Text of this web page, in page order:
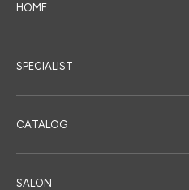
HOME
SPECIALIST
CATALOG
SALON